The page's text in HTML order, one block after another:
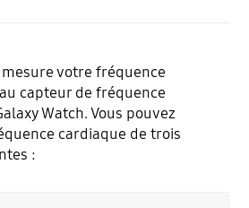
votre fréquence
capteur de fréquence
Watch. Vous pouvez
cardiaque de trois
: